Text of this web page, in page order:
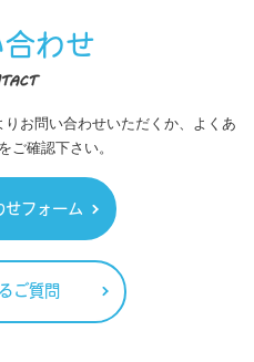
わせ
お問い合わせいただくか、よくあ
ご確認下さい。
せフォーム
ご質問